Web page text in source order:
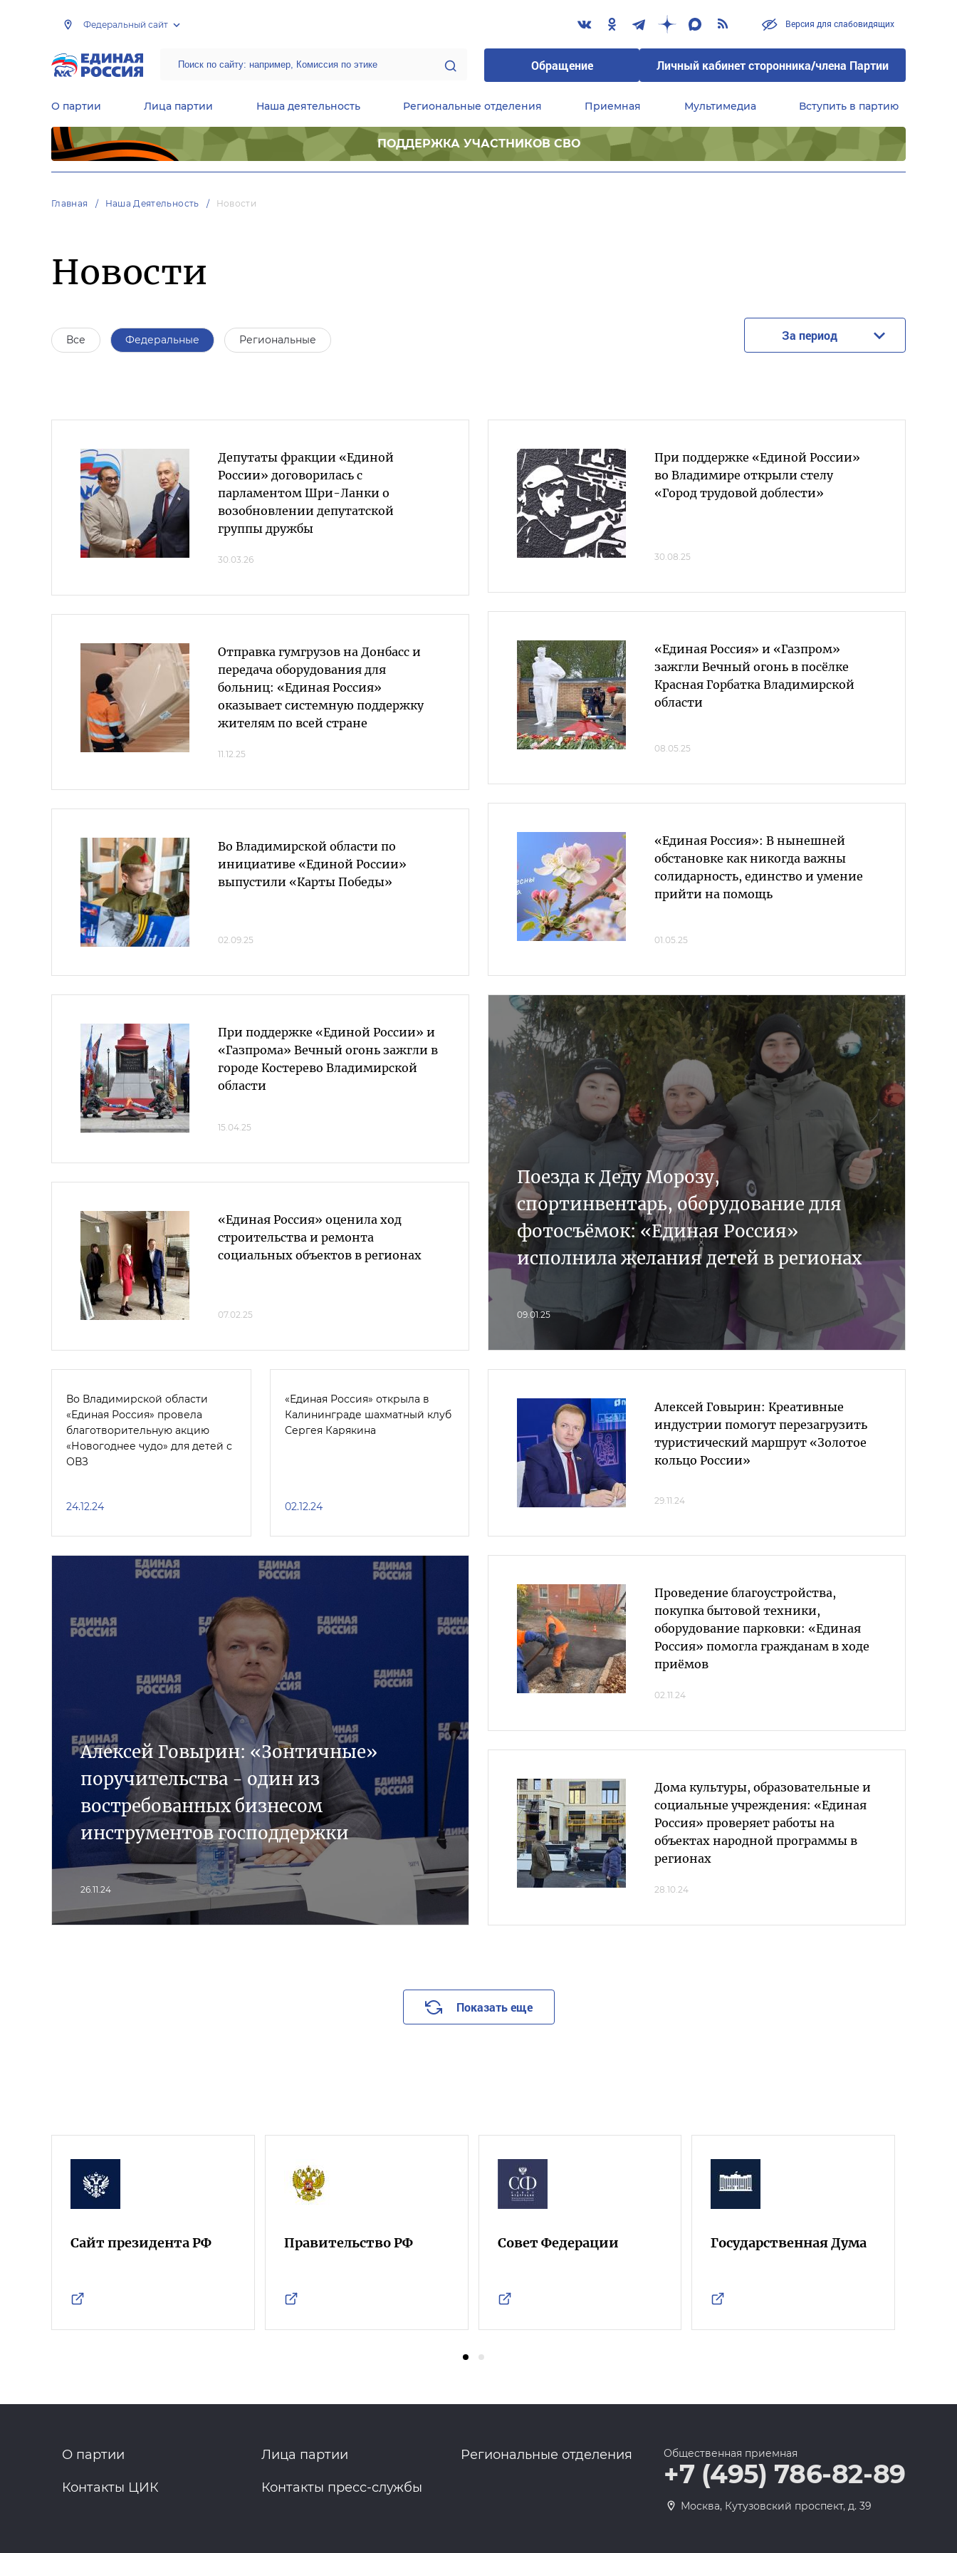
Федеральный сайт Версия для слабовидящих
Обращение Личный кабинет сторонника/члена Партии
О партии Лица партии Наша деятельность Региональные отделения Приемная Мультимедиа Вступить в партию
ПОДДЕРЖКА УЧАСТНИКОВ СВО
Главная Наша Деятельность Новости
Новости
Все Федеральные Региональные За период
Депутаты фракции «Единой
России» договорилась с
парламентом Шри-Ланки о
возобновлении депутатской
группы дружбы
30.03.26
Отправка гумгрузов на Донбасс и
передача оборудования для
больниц: «Единая Россия»
оказывает системную поддержку
жителям по всей стране
11.12.25
Во Владимирской области по
инициативе «Единой России»
выпустили «Карты Победы»
02.09.25
При поддержке «Единой России»
во Владимире открыли стелу
«Город трудовой доблести»
30.08.25
«Единая Россия» и «Газпром»
зажгли Вечный огонь в посёлке
Красная Горбатка Владимирской
области
08.05.25
«Единая Россия»: В нынешней
обстановке как никогда важны
солидарность, единство и умение
прийти на помощь
01.05.25
При поддержке «Единой России» и
«Газпрома» Вечный огонь зажгли в
городе Костерево Владимирской
области
15.04.25
«Единая Россия» оценила ход
строительства и ремонта
социальных объектов в регионах
07.02.25
Поезда к Деду Морозу,
спортинвентарь, оборудование для
фотосъёмок: «Единая Россия»
исполнила желания детей в регионах
09.01.25
Во Владимирской области
«Единая Россия» провела
благотворительную акцию
«Новогоднее чудо» для детей с
ОВЗ
24.12.24
«Единая Россия» открыла в
Калининграде шахматный клуб
Сергея Карякина
02.12.24
Алексей Говырин: Креативные
индустрии помогут перезагрузить
туристический маршрут «Золотое
кольцо России»
29.11.24
Алексей Говырин: «Зонтичные»
поручительства - один из
востребованных бизнесом
инструментов господдержки
26.11.24
Проведение благоустройства,
покупка бытовой техники,
оборудование парковки: «Единая
Россия» помогла гражданам в ходе
приёмов
02.11.24
Дома культуры, образовательные и
социальные учреждения: «Единая
Россия» проверяет работы на
объектах народной программы в
регионах
28.10.24
Показать еще
Сайт президента РФ Правительство РФ Совет Федерации Государственная Дума
О партии Лица партии Региональные отделения
Контакты ЦИК Контакты пресс-службы
Общественная приемная
+7 (495) 786-82-89
Москва, Кутузовский проспект, д. 39